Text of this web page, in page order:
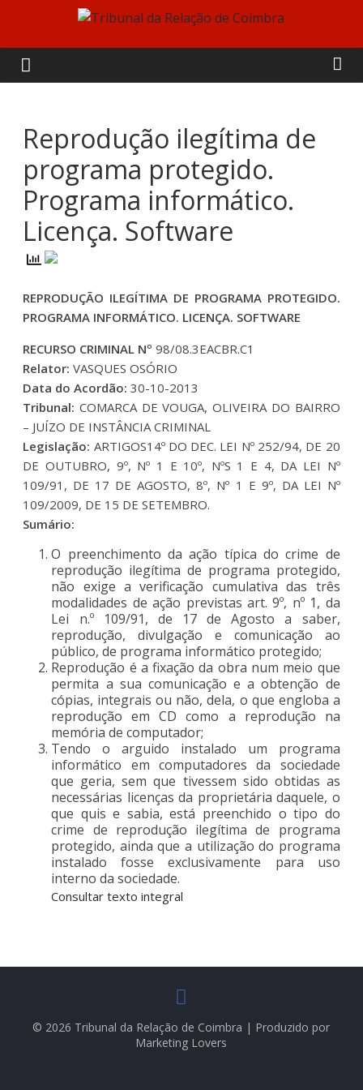
content
Tribunal
da
Relação
de
Coimbra
Reprodução ilegítima de
programa protegido.
Programa informático.
Licença. Software
REPRODUÇÃO ILEGÍTIMA DE PROGRAMA PROTEGIDO.
PROGRAMA INFORMÁTICO. LICENÇA. SOFTWARE
RECURSO CRIMINAL Nº98/08.3EACBR.C1
Relator: VASQUES OSÓRIO
Data do Acordão: 30-10-2013
Tribunal:COMARCA DE VOUGA, OLIVEIRA DO BAIRRO
– JUÍZO DE INSTÂNCIA CRIMINAL
Legislação: ARTIGOS14º DO DEC. LEI Nº 252/94, DE 20
DE OUTUBRO, 9º, Nº 1 E 10º, NºS 1 E 4, DA LEI Nº
109/91, DE 17 DE AGOSTO, 8º, Nº 1 E 9º, DA LEI Nº
109/2009, DE 15 DE SETEMBRO.
Sumário:
O preenchimento da ação típica do crime de
reprodução ilegítima de programa protegido,
não exige a verificação cumulativa das três
modalidades de ação previstas art. 9º, nº 1, da
Lei n.º 109/91, de 17 de Agosto a saber,
reprodução, divulgação e comunicação ao
público, de programa informático protegido;
Reprodução é a fixação da obra num meio que
permita a sua comunicação e a obtenção de
cópias, integrais ou não, dela, o que engloba a
reprodução em CD como a reprodução na
memória de computador;
Tendo o arguido instalado um programa
informático em computadores da sociedade
que geria, sem que tivessem sido obtidas as
necessárias licenças da proprietária daquele, o
que quis e sabia, está preenchido o tipo do
crime de reprodução ilegítima de programa
protegido, ainda que a utilização do programa
instalado fosse exclusivamente para uso
interno da sociedade.
Consultar texto integral
© 2026 Tribunal da Relação de Coimbra | Produzido por
Marketing Lovers